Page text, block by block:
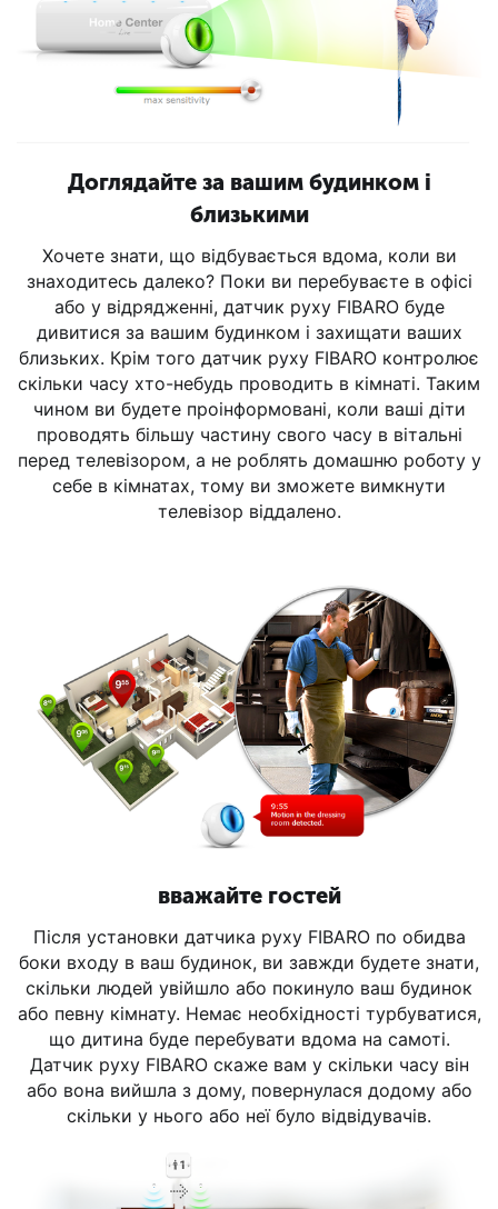
Доглядайте за вашим будинком і
близькими
Хочете знати, що відбувається вдома, коли ви
знаходитесь далеко? Поки ви перебуваєте в офісі
або у відрядженні, датчик руху FIBARO буде
дивитися за вашим будинком і захищати ваших
близьких. Крім того датчик руху FIBARO контролює
скільки часу хто-небудь проводить в кімнаті. Таким
чином ви будете проінформовані, коли ваші діти
проводять більшу частину свого часу в вітальні
перед телевізором, а не роблять домашню роботу у
себе в кімнатах, тому ви зможете вимкнути
телевізор віддалено.
вважайте гостей
Після установки датчика руху FIBARO по обидва
боки входу в ваш будинок, ви завжди будете знати,
скільки людей увійшло або покинуло ваш будинок
або певну кімнату. Немає необхідності турбуватися,
що дитина буде перебувати вдома на самоті.
Датчик руху FIBARO скаже вам у скільки часу він
або вона вийшла з дому, повернулася додому або
скільки у нього або неї було відвідувачів.